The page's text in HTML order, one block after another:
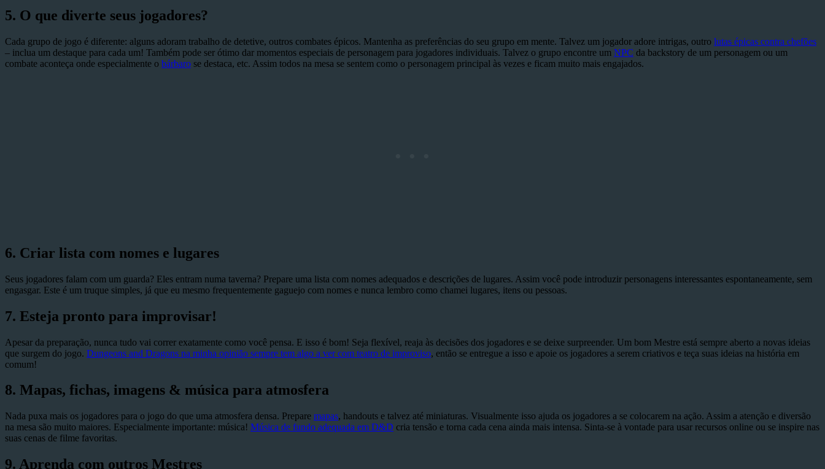
5. O que diverte seus jogadores?
Cada grupo de jogo é diferente: alguns adoram trabalho de detetive, outros combates épicos. Mantenha as preferências do seu grupo em mente. Talvez um jogador adore intrigas, outro lutas épicas contra chefões
– inclua um destaque para cada um! Também pode ser ótimo dar momentos especiais de personagem para jogadores individuais. Talvez o grupo encontre um NPC da backstory de um personagem ou um
combate aconteça onde especialmente o bárbaro se destaca, etc. Assim todos na mesa se sentem como o personagem principal às vezes e ficam muito mais engajados.
6. Criar lista com nomes e lugares
Seus jogadores falam com um guarda? Eles entram numa taverna? Prepare uma lista com nomes adequados e descrições de lugares. Assim você pode introduzir personagens interessantes espontaneamente, sem
engasgar. Este é um truque simples, já que eu mesmo frequentemente gaguejo com nomes e nunca lembro como chamei lugares, itens ou pessoas.
7. Esteja pronto para improvisar!
Apesar da preparação, nunca tudo vai correr exatamente como você pensa. E isso é bom! Seja flexível, reaja às decisões dos jogadores e se deixe surpreender. Um bom Mestre está sempre aberto a novas ideias
que surgem do jogo. Dungeons and Dragons na minha opinião sempre tem algo a ver com teatro de improviso, então se entregue a isso e apoie os jogadores a serem criativos e teça suas ideias na história em
comum!
8. Mapas, fichas, imagens & música para atmosfera
Nada puxa mais os jogadores para o jogo do que uma atmosfera densa. Prepare mapas, handouts e talvez até miniaturas. Visualmente isso ajuda os jogadores a se colocarem na ação. Assim a atenção e diversão
na mesa são muito maiores. Especialmente importante: música! Música de fundo adequada em D&D cria tensão e torna cada cena ainda mais intensa. Sinta-se à vontade para usar recursos online ou se inspire nas
suas cenas de filme favoritas.
9. Aprenda com outros Mestres